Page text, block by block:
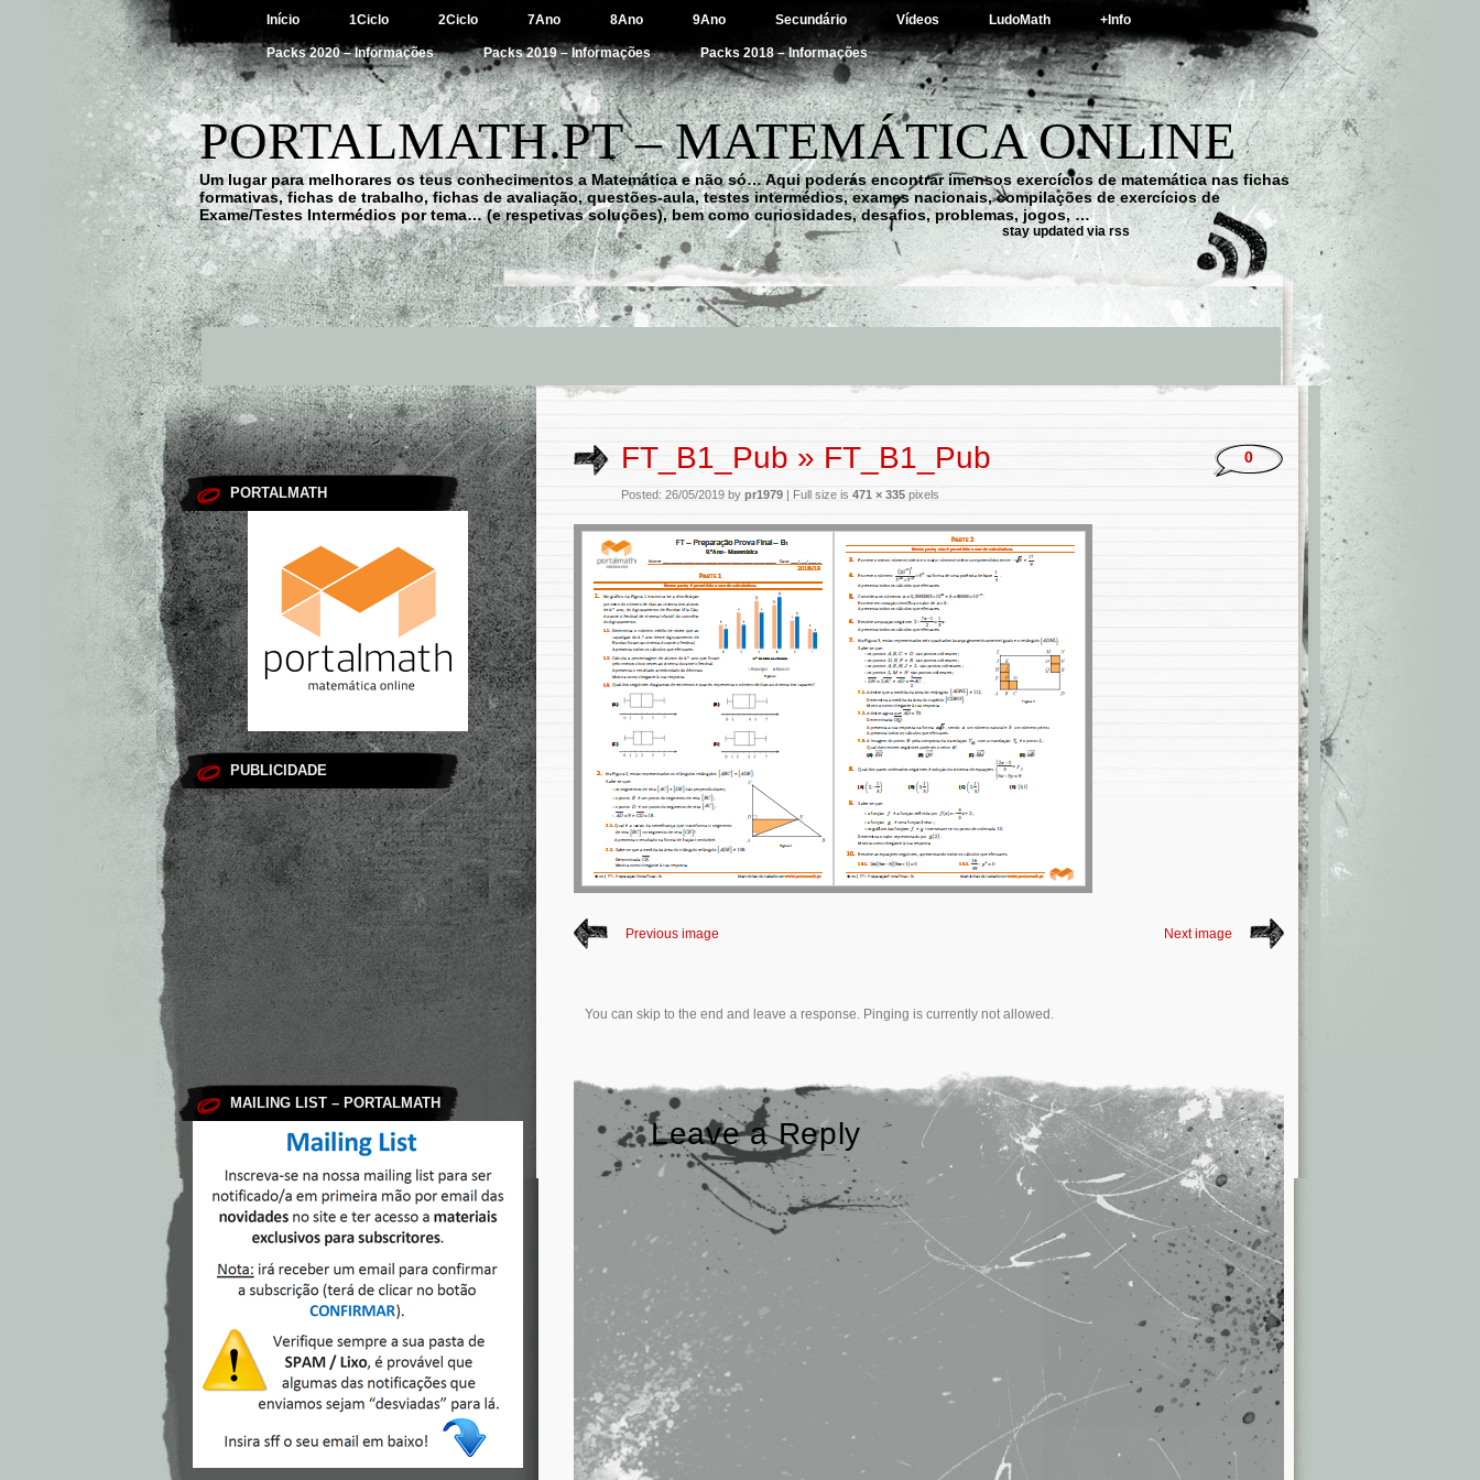
Início 1Ciclo 2Ciclo 7Ano 8Ano 9Ano Secundário Vídeos LudoMath +Info
Packs 2020 – Informações Packs 2019 – Informações Packs 2018 – Informações
PORTALMATH.PT – MATEMÁTICA ONLINE
Um lugar para melhorares os teus conhecimentos a Matemática e não só… Aqui poderás encontrar imensos exercícios de matemática nas fichas
formativas, fichas de trabalho, fichas de avaliação, questões-aula, testes intermédios, exames nacionais, compilações de exercícios de
Exame/Testes Intermédios por tema… (e respetivas soluções), bem como curiosidades, desafios, problemas, jogos, …
stay updated via rss
PORTALMATH
PUBLICIDADE
MAILING LIST – PORTALMATH
FT_B1_Pub » FT_B1_Pub
Posted: 26/05/2019 by pr1979 | Full size is 471 × 335 pixels
0
Previous image Next image
You can skip to the end and leave a response. Pinging is currently not allowed.
Leave a Reply